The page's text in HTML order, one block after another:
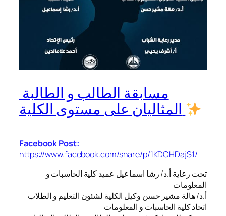
Facebook Post:
https://www.facebook.com/share/p/1KDCHDajS1/
تحت رعاية أ.د/ رشا اسماعيل عميد كلية الحاسبات و
المعلومات
أ.د/ هالة مشير حسن وكيل الكلية لشئون التعليم و الطلاب
اتحاد كلية الحاسبات و المعلومات